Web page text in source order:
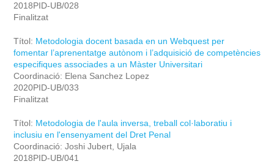
2018PID-UB/028
Finalitzat
Títol: Metodologia docent basada en un Webquest per
fomentar l’aprenentatge autònom i l’adquisició de competències
especifiques associades a un Màster Universitari
Coordinació: Elena Sanchez Lopez
2020PID-UB/033
Finalitzat
Títol: Metodologia de l'aula inversa, treball col·laboratiu i
inclusiu en l'ensenyament del Dret Penal
Coordinació: Joshi Jubert, Ujala
2018PID-UB/041